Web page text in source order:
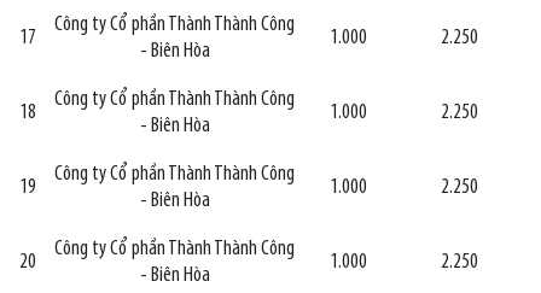
17
Công ty Cổ phần Thành Thành Công
- Biên Hòa
1.000 2.250
18
Công ty Cổ phần Thành Thành Công
- Biên Hòa
1.000 2.250
19
Công ty Cổ phần Thành Thành Công
- Biên Hòa
1.000 2.250
20
Công ty Cổ phần Thành Thành Công
- Biên Hòa
1.000 2.250